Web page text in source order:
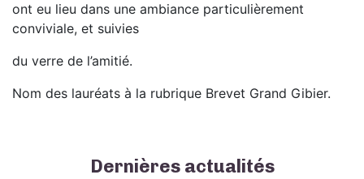
ont eu lieu dans une ambiance particulièrement
conviviale, et suivies
du verre de l’amitié.
Nom des lauréats à la rubrique Brevet Grand Gibier.
Dernières actualités